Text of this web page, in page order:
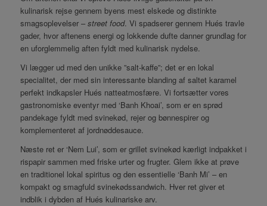
kulinarisk rejse gennem byens mest elskede og distinkte
smagsoplevelser – street food. Vi spadserer gennem Hués travle
gader, hvor aftenens energi og lokkende dufte danner grundlag for
en uforglemmelig aften fyldt med kulinarisk nydelse.
Vi lægger ud med den unikke ”salt-kaffe”; det er en lokal
specialitet, der med sin interessante blanding af saltet karamel
perfekt indkapsler Hués natteatmosfære. Vi fortsætter vores
gastronomiske eventyr med ‘Banh Khoai’, som er en sprød
pandekage fyldt med svinekød, rejer og bønnespirer og
komplementeret af jordnøddesauce.
Næste ret er ‘Nem Lui’, som er grillet svinekød kærligt indpakket i
rispapir sammen med friske urter og frugter. Glem ikke at prøve
en traditionel lokal spiritus og den essentielle ‘Banh Mi’ – en
kompakt og smagfuld svinekødssandwich. Hver ret giver et
indblik i dybden af Hués kulinariske arv.